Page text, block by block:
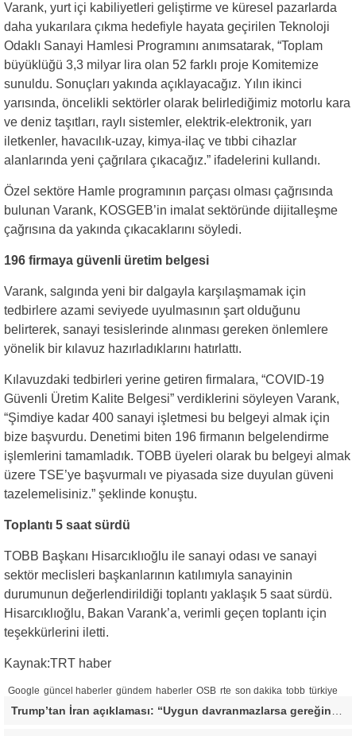
Varank, yurt içi kabiliyetleri geliştirme ve küresel pazarlarda
daha yukarılara çıkma hedefiyle hayata geçirilen Teknoloji
Odaklı Sanayi Hamlesi Programını anımsatarak, “Toplam
büyüklüğü 3,3 milyar lira olan 52 farklı proje Komitemize
sunuldu. Sonuçları yakında açıklayacağız. Yılın ikinci
yarısında, öncelikli sektörler olarak belirlediğimiz motorlu kara
ve deniz taşıtları, raylı sistemler, elektrik-elektronik, yarı
iletkenler, havacılık-uzay, kimya-ilaç ve tıbbi cihazlar
alanlarında yeni çağrılara çıkacağız.” ifadelerini kullandı.
Özel sektöre Hamle programının parçası olması çağrısında
bulunan Varank, KOSGEB’in imalat sektöründe dijitalleşme
çağrısına da yakında çıkacaklarını söyledi.
196 firmaya güvenli üretim belgesi
Varank, salgında yeni bir dalgayla karşılaşmamak için
tedbirlere azami seviyede uyulmasının şart olduğunu
belirterek, sanayi tesislerinde alınması gereken önlemlere
yönelik bir kılavuz hazırladıklarını hatırlattı.
Kılavuzdaki tedbirleri yerine getiren firmalara, “COVID-19
Güvenli Üretim Kalite Belgesi” verdiklerini söyleyen Varank,
“Şimdiye kadar 400 sanayi işletmesi bu belgeyi almak için
bize başvurdu. Denetimi biten 196 firmanın belgelendirme
işlemlerini tamamladık. TOBB üyeleri olarak bu belgeyi almak
üzere TSE’ye başvurmalı ve piyasada size duyulan güveni
tazelemelisiniz.” şeklinde konuştu.
Toplantı 5 saat sürdü
TOBB Başkanı Hisarcıklıoğlu ile sanayi odası ve sanayi
sektör meclisleri başkanlarının katılımıyla sanayinin
durumunun değerlendirildiği toplantı yaklaşık 5 saat sürdü.
Hisarcıklıoğlu, Bakan Varank’a, verimli geçen toplantı için
teşekkürlerini iletti.
Kaynak:TRT haber
Google güncel haberler gündem haberler OSB rte son dakika tobb türkiye